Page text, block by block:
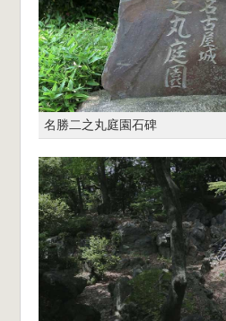
名勝二之丸庭園石碑